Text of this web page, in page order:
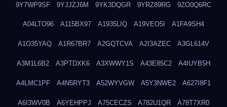
9Y7WP9SF 9YJJZJ6M 9YK3DQGR 9YRZ89RG 9ZO0Q6RC
A04LTO96 A115BX97 A1935LIQ A19VEO5I A1FA9SH4
A1O35YAQ A1R67BR7 A2GQTCVA A2I3AZEC A3GL614V
A3M1L6B2 A3PTDXK6 A3XWWY1S A43E85C2 A4IUYB5H
A4LMC1PF A4N5RYT3 A52WYVGW A5Y3NWE2 A627I8F1
A6I3WV0B A6YEHPPJ A75CECZS A782U1QR A78T7XR0